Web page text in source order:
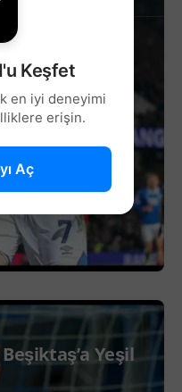
Yeşil
Keşfet
en iyi deneyimi
erişin.
Aç